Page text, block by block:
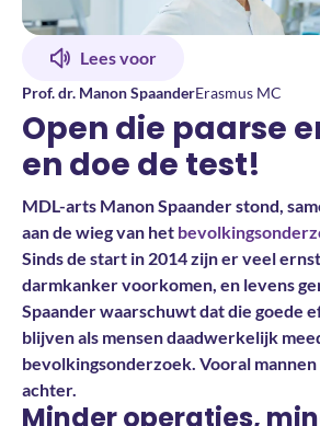
Lees voor
Open die paarse
en doe de test!
Prof. dr. Manon SpaanderErasmus MC
MDL-arts Manon Spaander stond,
aan de wieg van het
Sinds de start in 2014 zijn er veel
darmkanker voorkomen, en levens
Spaander waarschuwt dat die goede
blijven als mensen daadwerkelijk
bevolkingsonderzoek. Vooral
achter.
Minder operaties,